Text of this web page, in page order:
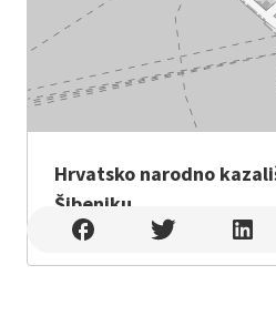
Hrvatsko narodno
Šibeniku
Hrvatsko narodno kazalište u Šibeniku